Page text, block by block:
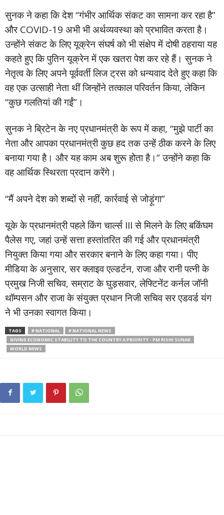
सुनक ने कहा कि देश “गंभीर आर्थिक संकट का सामना कर रहा है”
और COVID-19 अभी भी अर्थव्यवस्था को प्रभावित करता है।
उन्होंने संकट के लिए यूक्रेन संघर्ष को भी संक्षेप में दोषी ठहराया यह
कहते हुए कि पुतिन यूक्रेन में एक खतरा पेश कर रहे हैं। सुनक ने
नेतृत्व के लिए अपने पूर्ववर्ती लिज ट्रस को धन्यवाद देते हुए कहा कि
वह एक उत्साही नेता थीं जिन्होंने तत्काल परिवर्तन किया, लेकिन
“कुछ गलतियां की गईं”।
सुनक ने ब्रिटेन के नए प्रधानमंत्री के रूप में कहा, “मुझे पार्टी का
नेता और आपका प्रधानमंत्री कुछ हद तक उन्हें ठीक करने के लिए
बनाया गया है। और यह काम अब शुरू होता है।” उन्होंने कहा कि
वह आर्थिक स्थिरता प्रदान करेंगे।
“मैं अपने देश को शब्दों से नहीं, कार्रवाई से जोड़ूंगा”
यूके के प्रधानमंत्री पहले किंग चार्ल्स III से मिलने के लिए बकिंघम
पैलेस गए, जहां उन्हें सत्ता हस्तांतरित की गई और प्रधानमंत्री
नियुक्त किया गया और सरकार बनाने के लिए कहा गया। पीए
मीडिया के अनुसार, सर क्लाइव एल्डर्टन, राजा और रानी पत्नी के
प्रमुख निजी सचिव, सम्राट के घुड़सवार, लेफ्टिनेंट कर्नल जॉनी
थॉम्पसन और राजा के संयुक्त प्रधान निजी सचिव सर एडवर्ड यंग
ने भी उनका स्वागत किया।
TAGS # NATIONAL
# NATIONAL NEWS
GIVING ECONOMIC STABILITY TO THE COUNTRY A PRIORITY - PM RISHI SUNAK
WORLD NEWS